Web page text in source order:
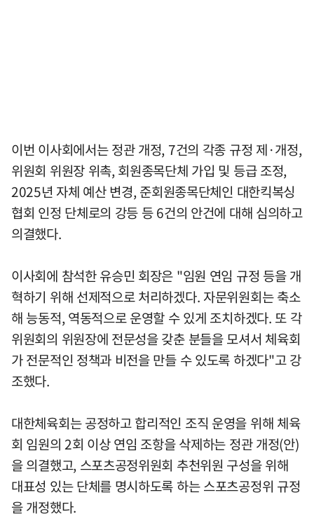
이번 이사회에서는 정관 개정, 7건의 각종 규정 제·개정,
위원회 위원장 위촉, 회원종목단체 가입 및 등급 조정,
2025년 자체 예산 변경, 준회원종목단체인 대한킥복싱
협회 인정 단체로의 강등 등 6건의 안건에 대해 심의하고
의결했다.
이사회에 참석한 유승민 회장은 "임원 연임 규정 등을 개
혁하기 위해 선제적으로 처리하겠다. 자문위원회는 축소
해 능동적, 역동적으로 운영할 수 있게 조치하겠다. 또 각
위원회의 위원장에 전문성을 갖춘 분들을 모셔서 체육회
가 전문적인 정책과 비전을 만들 수 있도록 하겠다"고 강
조했다.
대한체육회는 공정하고 합리적인 조직 운영을 위해 체육
회 임원의 2회 이상 연임 조항을 삭제하는 정관 개정(안)
을 의결했고, 스포츠공정위원회 추천위원 구성을 위해
대표성 있는 단체를 명시하도록 하는 스포츠공정위 규정
을 개정했다.